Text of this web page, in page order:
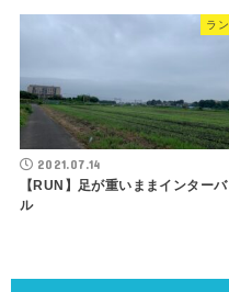
ラン
2021.07.14
【RUN】足が重いままインターバ
ル